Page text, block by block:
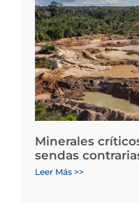
Minerales
sendas
Leer Más >>